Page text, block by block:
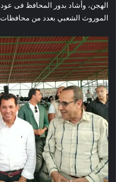
الهجن، وأشاد بدور المحافظ فى
الموروث الشعبي بعدد من محافظات